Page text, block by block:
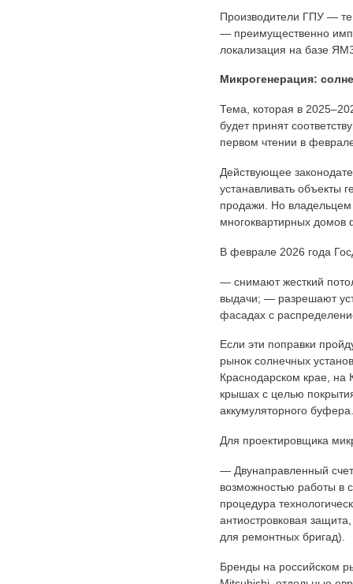
Производители ГПУ —
— преимущественно
локализация на базе
Микрогенерация:
Тема, которая в
будет принят
первом чтении в
Действующее
устанавливать объекты
продажи. Но
многоквартирных
В феврале 2026 года
— снимают жесткий
выдачи; — разрешают
фасадах с
Если эти поправки
рынок солнечных
Краснодарском крае, на
крышах с целью
аккумуляторного буфера.
Для проектировщика
— Двунаправленный
возможностью работы в
процедура
антиостровковая
для ремонтных бригад).
Бренды на российском